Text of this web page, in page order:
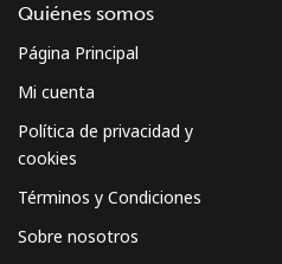
Quiénes somos
Página Principal
Mi cuenta
Política de privacidad y
cookies
Términos y Condiciones
Sobre nosotros